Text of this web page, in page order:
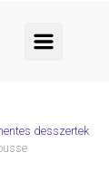
desszertek